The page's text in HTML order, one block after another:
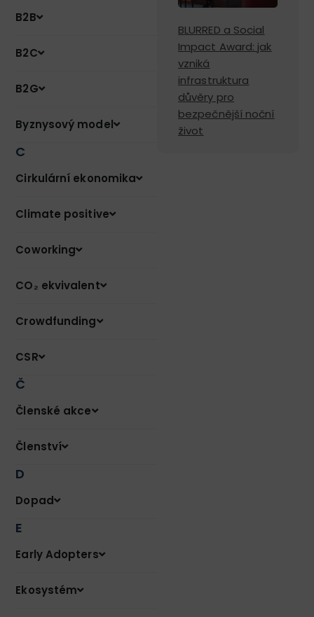
B2B
B2C
B2G
Byznysový model
C
Cirkulární ekonomika
Climate positive
Coworking
CO₂ ekvivalent
Crowdfunding
CSR
Č
Členské akce
Členství
D
Dopad
E
Early Adopters
Ekosystém
BLURRED a Social
Impact Award: jak
vzniká
infrastruktura
důvěry pro
bezpečnější noční
život